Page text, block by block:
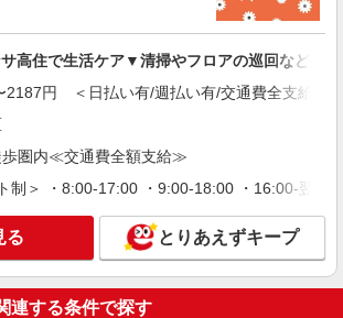
時給1550円〜2187円 ＜日払い有/週払い有/交
費全支給(ガソリン代含む)＞
大阪市淀川区
H1-2087258
否確認など
時給1550円〜2187円 ＜日払い有/週払い有/交
費全支給(ガソリン代含む)＞
大阪市淀川区
高住で生活ケア▼清掃やフロアの巡回など
2187円 ＜日払い有/週払い有/交通費全支給(ガ
圏内≪交通費全額支給≫
制＞ ・8:00-17:00 ・9:00-18:00 ・16:00-
る とりあえずキープ
連する条件で探す